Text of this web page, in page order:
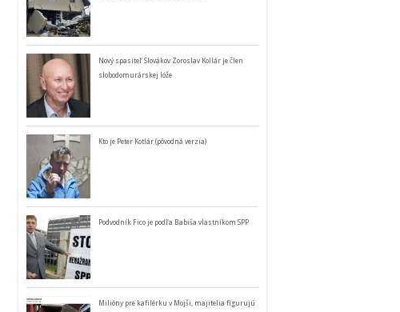
Nový spasiteľ Slovákov Zoroslav Kollár je člen
slobodomurárskej lóže
Kto je Peter Kotlár (pôvodná verzia)
Podvodník Fico je podľa Babiša vlastníkom SPP
Milióny pre kafilérku v Mojši, majitelia figurujú